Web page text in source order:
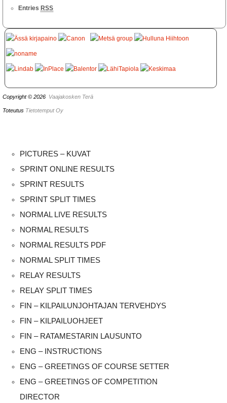
Entries RSS
Copyright © 2026 Vaajakosken Terä
Toteutus Tietotemput Oy
PICTURES – KUVAT
SPRINT ONLINE RESULTS
SPRINT RESULTS
SPRINT SPLIT TIMES
NORMAL LIVE RESULTS
NORMAL RESULTS
NORMAL RESULTS PDF
NORMAL SPLIT TIMES
RELAY RESULTS
RELAY SPLIT TIMES
FIN – KILPAILUNJOHTAJAN TERVEHDYS
FIN – KILPAILUOHJEET
FIN – RATAMESTARIN LAUSUNTO
ENG – INSTRUCTIONS
ENG – GREETINGS OF COURSE SETTER
ENG – GREETINGS OF COMPETITION
DIRECTOR